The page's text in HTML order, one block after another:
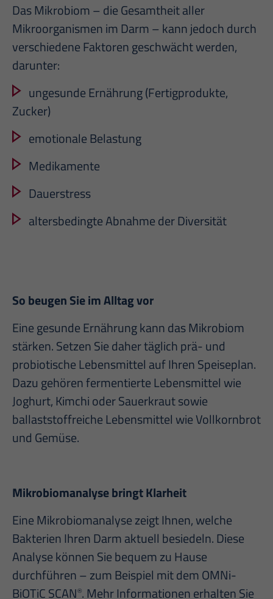
Das Mikrobiom – die Gesamtheit aller
Mikroorganismen im Darm – kann jedoch durch
verschiedene Faktoren geschwächt werden,
darunter:
ungesunde Ernährung (Fertigprodukte,
Zucker)
emotionale Belastung
Medikamente
Dauerstress
altersbedingte Abnahme der Diversität
So beugen Sie im Alltag vor
Eine gesunde Ernährung kann das Mikrobiom
stärken. Setzen Sie daher täglich prä- und
probiotische Lebensmittel auf Ihren Speiseplan.
Dazu gehören fermentierte Lebensmittel wie
Joghurt, Kimchi oder Sauerkraut sowie
ballaststoffreiche Lebensmittel wie Vollkornbrot
und Gemüse.
Mikrobiomanalyse bringt Klarheit
Eine Mikrobiomanalyse zeigt Ihnen, welche
Bakterien Ihren Darm aktuell besiedeln. Diese
Analyse können Sie bequem zu Hause
durchführen – zum Beispiel mit dem OMNi-
BiOTiC SCAN®. Mehr Informationen erhalten Sie